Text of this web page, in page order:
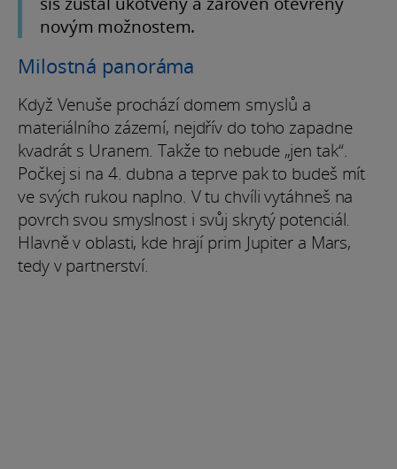
novým možnostem.
Milostná panoráma
Když Venuše prochází domem smyslů a
materiálního zázemí, nejdřív do toho zapadne
kvadrát s Uranem. Takže to nebude „jen tak“.
Počkej si na 4. dubna a teprve pak to budeš mít
ve svých rukou naplno. V tu chvíli vytáhneš na
povrch svou smyslnost i svůj skrytý potenciál.
Hlavně v oblasti, kde hrají prim Jupiter a Mars,
tedy v partnerství.